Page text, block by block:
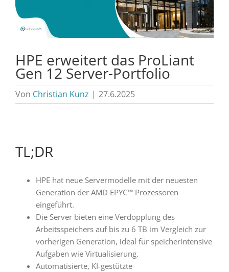
HPE erweitert das ProLiant
Gen 12 Server-Portfolio
Von Christian Kunz | 27.6.2025
TL;DR
HPE hat neue Servermodelle mit der neuesten
Generation der AMD EPYC™ Prozessoren
eingeführt.
Die Server bieten eine Verdopplung des
Arbeitsspeichers auf bis zu 6 TB im Vergleich zur
vorherigen Generation, ideal für speicherintensive
Aufgaben wie Virtualisierung.
Automatisierte, KI-gestützte